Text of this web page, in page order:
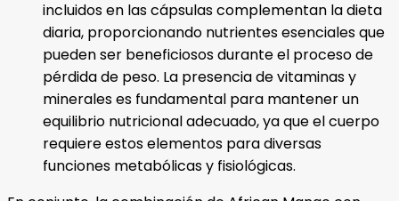
incluidos en las cápsulas complementan la dieta
diaria, proporcionando nutrientes esenciales que
pueden ser beneficiosos durante el proceso de
pérdida de peso. La presencia de vitaminas y
minerales es fundamental para mantener un
equilibrio nutricional adecuado, ya que el cuerpo
requiere estos elementos para diversas
funciones metabólicas y fisiológicas.